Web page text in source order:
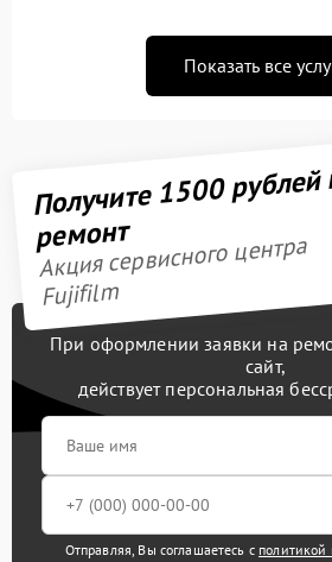
Показать все
Получите 1500
ремонт
Акция сервисного центра
Fujifilm
При оформлении заявки на
сайт,
действует персональная
Отправляя, Вы соглашаетесь с политикой